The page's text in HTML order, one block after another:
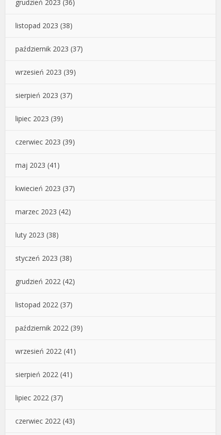
grudzień 2023 (36)
listopad 2023 (38)
październik 2023 (37)
wrzesień 2023 (39)
sierpień 2023 (37)
lipiec 2023 (39)
czerwiec 2023 (39)
maj 2023 (41)
kwiecień 2023 (37)
marzec 2023 (42)
luty 2023 (38)
styczeń 2023 (38)
grudzień 2022 (42)
listopad 2022 (37)
październik 2022 (39)
wrzesień 2022 (41)
sierpień 2022 (41)
lipiec 2022 (37)
czerwiec 2022 (43)